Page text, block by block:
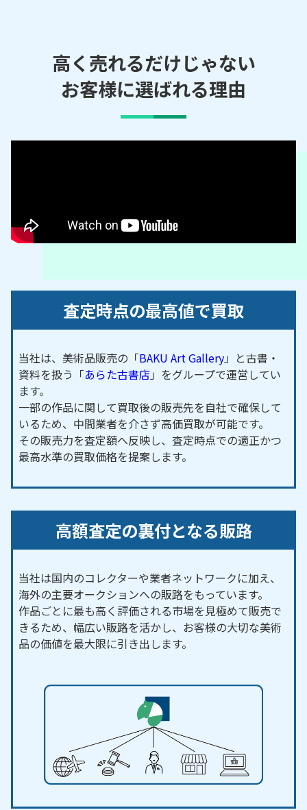
／西権現町／西白坂町／西谷町／西寺山町／西十三
塚町／西長根町／西拝戸町／西原町／西本地町／西
本町／西洞町／西松山町／西山路町／西山町／西吉
田町／西脇町／萩殿町／はぎの台／萩山台／白山町
拝戸町／東菱野町／東本地町／東本町／東洞町／東
松山町／東安戸町／東山路町／東山町／東横山町／
じの台／弁天町／本郷町／坊金町／前田町／孫田町
／松原町／三沢町／みずの坂／見付町／緑町／水無
南菱野町／南山口町／南山町／美濃池町／宮里町／
宮地町／宮脇町／元町／門前町／矢形町／薬師町／
安戸町／八床町／屋戸町／柳ケ坪町／山口町／山路
町／やまて坂／山手町／山の田町／山脇町／湯之根
町／ゆりの台／吉野町／余床町／若宮町
【対応路線】
尾張瀬戸駅／瀬戸市駅／瀬戸市役所前駅／瀬戸口駅
／新瀬戸駅／山口駅／中水野駅／水野駅
豊田市・尾張旭市・春日井市など、周辺地域からの
ご依頼にも対応しております。
高く売れるだけじゃない
お客様に選ばれる理由
査定時点の最高値で買取
当社は、美術品販売の「BAKU Art Gallery」と古書・
資料を扱う「あらた古書店」をグループで運営してい
ます。
一部の作品に関して買取後の販売先を自社で確保して
いるため、中間業者を介さず高価買取が可能です。
その販売力を査定額へ反映し、査定時点での適正かつ
最高水準の買取価格を提案します。
高額査定の裏付となる販路
当社は国内のコレクターや業者ネットワークに加え、
海外の主要オークションへの販路をもっています。
作品ごとに最も高く評価される市場を見極めて販売で
きるため、幅広い販路を活かし、お客様の大切な美術
品の価値を最大限に引き出します。